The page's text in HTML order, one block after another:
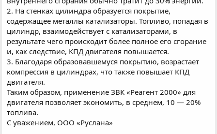
2. На стенках цилиндра образуется покрытие,
содержащее металлы катализаторы. Топливо, попадая в
цилиндр, взаимодействует с катализаторами, в
результате чего происходит более полное его сгорание
и, как следствие, КПД двигателя повышается.
3. Благодаря образовавшемуся покрытию, возрастает
компрессия в цилиндрах, что также повышает КПД
двигателя.
Таким образом, применение ЗВК «Реагент 2000» для
двигателя позволяет экономить, в среднем, 10 — 20%
топлива.
С уважением, ООО «Руслана»